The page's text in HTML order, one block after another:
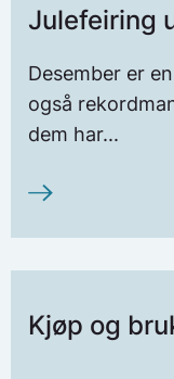
Julefeiring
Desember er
også
dem har...
Kjøp og